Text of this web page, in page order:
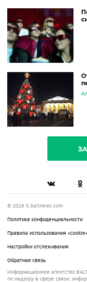
© 2026 lt.baltnews.com
Политика конфиденциальности
Правила использования «cookie»
Настройки отслеживания
Обратная связь
Информационное агентство
по надзору в сфере связи,